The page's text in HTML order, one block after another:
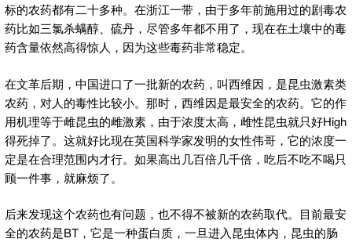
标的农药都有二十多种。在浙江一带，由于多年前施用过的剧毒农
药比如三氯杀螨醇、硫丹，尽管多年都不用了，现在在土壤中的毒
药含量依然高得惊人，因为这些毒药非常稳定。
在文革后期，中国进口了一批新的农药，叫西维因，是昆虫激素类
农药，对人的毒性比较小。那时，西维因是最安全的农药。它的作
用机理等于雌昆虫的雌激素，由于浓度太高，雌性昆虫就只好High
得死掉了。这就好比现在英国科学家发明的女性伟哥，它的浓度一
定是在合理范围内才行。如果高出几百倍几千倍，吃后不吃不喝只
顾一件事，就麻烦了。
后来发现这个农药也有问题，也不得不被新的农药取代。目前最安
全的农药是BT，它是一种蛋白质，一旦进入昆虫体内，昆虫的肠